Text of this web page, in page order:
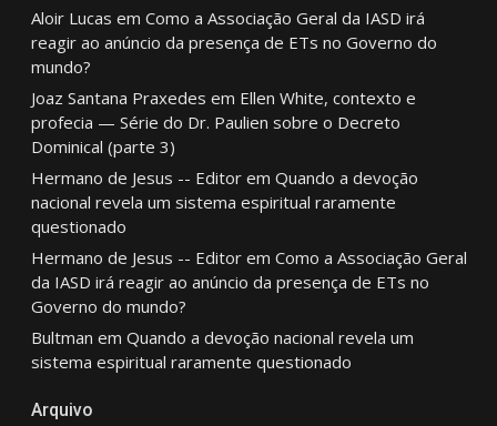
Aloir Lucas em Como a Associação Geral da IASD irá
reagir ao anúncio da presença de ETs no Governo do
mundo?
Joaz Santana Praxedes em Ellen White, contexto e
profecia — Série do Dr. Paulien sobre o Decreto
Dominical (parte 3)
Hermano de Jesus -- Editorem Quando a devoção
nacional revela um sistema espiritual raramente
questionado
Hermano de Jesus -- Editorem Como a Associação Geral
da IASD irá reagir ao anúncio da presença de ETs no
Governo do mundo?
Bultman em Quando a devoção nacional revela um
sistema espiritual raramente questionado
Arquivo